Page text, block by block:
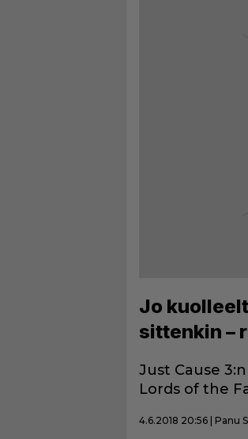
Jo
sittenkin –
Just Cause
Lords of the
4.6.2018 20:56 | Panu